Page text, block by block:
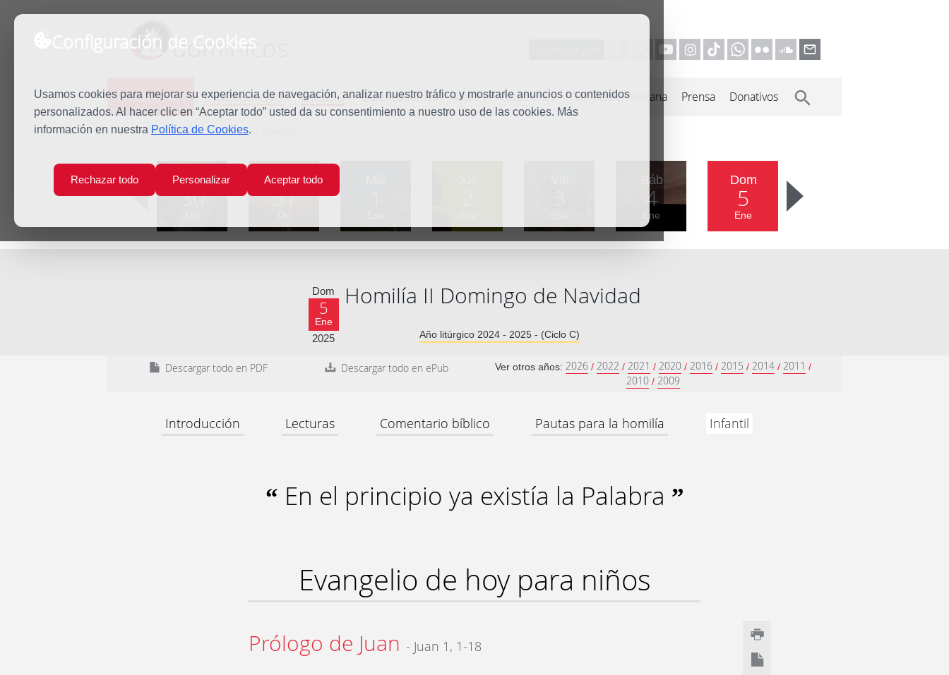
Configuración de Cookies
Usamos cookies para mejorar su experiencia de navegación, analizar nuestro tráfico y mostrarle anuncios o contenidos
personalizados. Al hacer clic en “Aceptar todo” usted da su consentimiento a nuestro uso de las cookies. Más
información en nuestra Política de Cookies.
Rechazar todo Personalizar Aceptar todo
dominicos
Predicación Espiritualidad Estudio Quiénes somos Misión Vocaciones Familia Dominicana Prensa Donativos
Inicio Predicación II Domingo de Navidad
Lun
30
Mar
31
Sáb
4
Ene
Dom
5
Ene
Dom
5
Ene
2025
Homilía II Domingo de Navidad
Año litúrgico 2024 - 2025 - (Ciclo C)
Descargar todo en PDF Descargar todo en ePub Ver otros años: 2026 / 2022 / 2021 / 2020 / 2016 / 2015 / 2014 / 2011 /
2010 / 2009
Introducción Lecturas Comentario bíblico Pautas para la homilía Infantil
“ En el principio ya existía la Palabra ”
Evangelio de hoy para niños
Prólogo de Juan - Juan 1, 1-18